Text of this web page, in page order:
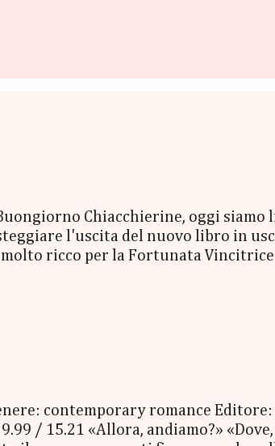
Buongiorno Chiacchierine, oggi
l'uscita del nuovo libro in
ricco per la Fortunata Vincitrice
Segnalibro - una Scatola di biscotti
contemporary romance
/ 15.21 «Allora, andiamo?»